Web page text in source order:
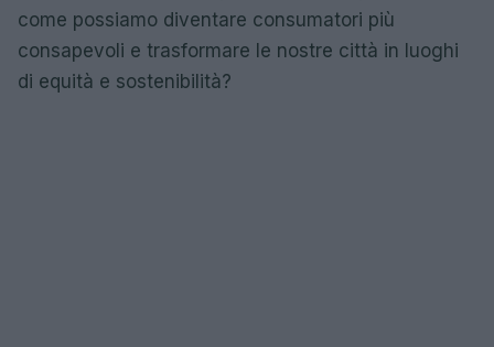
come possiamo diventare consumatori più
consapevoli e trasformare le nostre città in luoghi
di equità e sostenibilità?